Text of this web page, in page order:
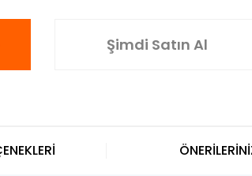
Şimdi Satın Al